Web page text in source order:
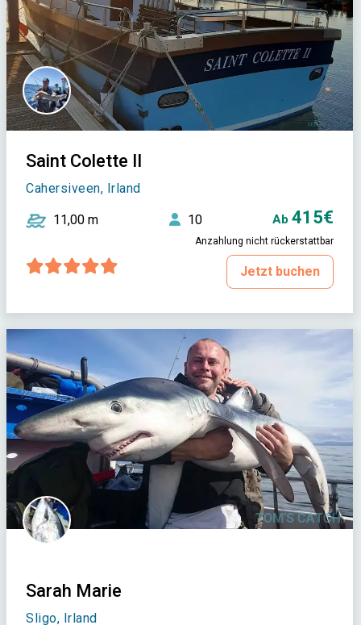
Saint Colette II
Cahersiveen, Irland
11,00 m 10 Ab 415€
Anzahlung nicht rückerstattbar
Jetzt buchen
Sarah Marie
Sligo, Irland